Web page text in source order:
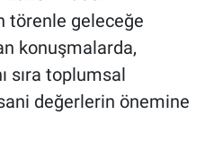
törenle geleceğe
konuşmalarda,
sıra toplumsal
değerlerin önemine